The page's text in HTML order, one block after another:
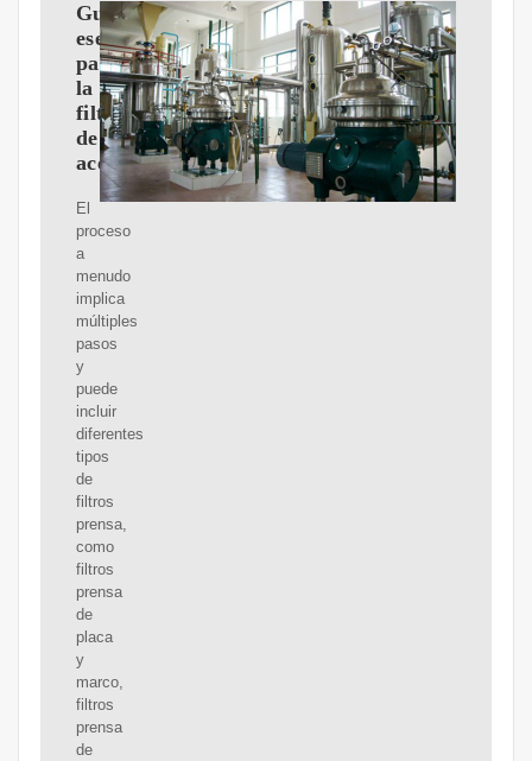
Guía
esencial
para
la
filtración
de
aceite
El
proceso
a
menudo
implica
múltiples
pasos
y
puede
incluir
diferentes
tipos
de
filtros
prensa,
como
filtros
prensa
de
placa
y
marco,
filtros
prensa
de